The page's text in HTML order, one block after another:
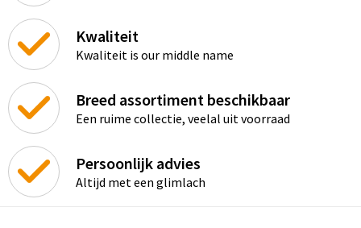
Kwaliteit
Kwaliteit is our middle name
Breed assortiment beschikbaar
Een ruime collectie, veelal uit voorraad
Persoonlijk advies
Altijd met een glimlach